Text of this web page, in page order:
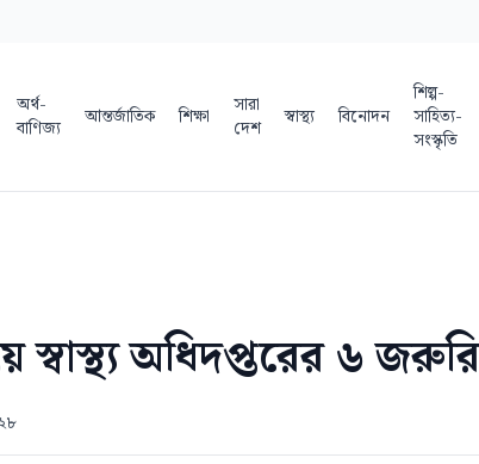
অর্থ-
বাণিজ্য
আন্তর্জাতিক শিক্ষা
সারা
দেশ
স্বাস্থ্য বিনোদন
শিল্প-
সাহিত্য-
সংস্কৃতি
স্বাস্থ্য অধিদপ্তরের ৬ জরুরি